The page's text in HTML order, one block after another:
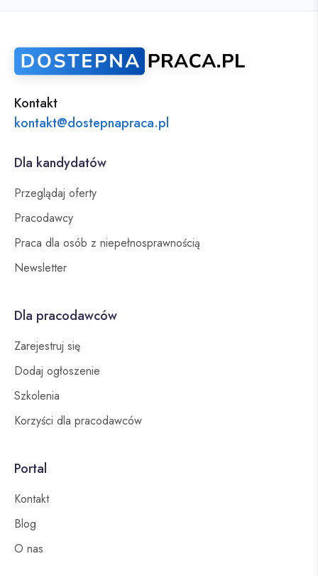
Kontakt
kontakt@dostepnapraca.pl
Dla kandydatów
Przeglądaj oferty
Pracodawcy
Praca dla osób z niepełnosprawnością
Newsletter
Dla pracodawców
Zarejestruj się
Dodaj ogłoszenie
Szkolenia
Korzyści dla pracodawców
Portal
Kontakt
Blog
O nas